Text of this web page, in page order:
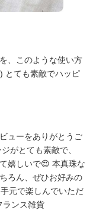
、このような使い方
とても素敵でハッピ
ューをありがとうご
がとても素敵で、
嬉しいで😍 本真珠な
ろん、ぜひお好みの
元で楽しんでいただ
ランス雑貨